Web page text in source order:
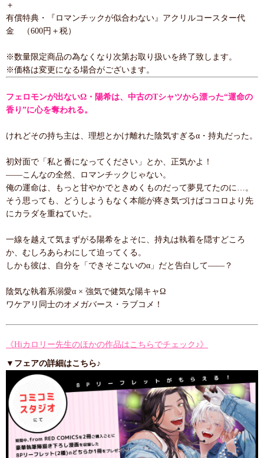
＋
有償特典・『ロマンチックが似合わない』アクリルコースター代
金 （600円＋税）
※数量限定商品の為なくなり次第お取り扱いを終了致します。
※価格は変更になる場合がございます。
フェロモンが出ないΩ・陽希は、中古のTシャツから漂った“運命の
香り”に心を奪われる。
けれどその持ち主は、理想とかけ離れた陰気すぎるα・持丸だった。
初対面で「私と番になってください」とか、正気かよ！
――こんなの全然、ロマンチックじゃない。
俺の運命は、もっと甘やかでときめくものだって夢見てたのに…。
そう思っても、どうしようもなく本能が疼き気づけばココロより先
にカラダを重ねていた。
一線を越えて気まずがる陽希をよそに、持丸は執着を隠すどころ
か、むしろあらわにして迫ってくる。
しかも彼は、自分を「できそこないのα」だと告白して――？
陰気な執着系溺愛α × 強気で健気な陽キャΩ
ワケアリ同士のオメガバース・ラブコメ！
《Hiカロリー先生のほかの作品はこちらでチェック♪》
▼フェアの詳細はこちら♪